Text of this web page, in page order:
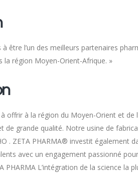
être l’un des meilleurs partenaires
la région Moyen-Orient-Afrique. »
offrir à la région du Moyen-Orient et de
de grande qualité. Notre usine de
. ZETA PHARMA® investit également
avec un engagement passionné
PHARMA L’intégration de la science la